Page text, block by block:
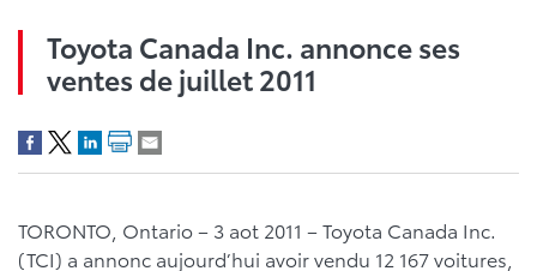
Toyota Canada Inc. annonce ses
ventes de juillet 2011
TORONTO, Ontario – 3 aot 2011 – Toyota Canada Inc.
(TCI) a annonc aujourd’hui avoir vendu 12 167 voitures,